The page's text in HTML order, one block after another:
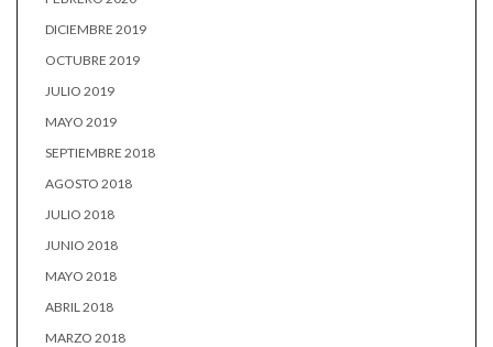
DICIEMBRE 2019
OCTUBRE 2019
JULIO 2019
MAYO 2019
SEPTIEMBRE 2018
AGOSTO 2018
JULIO 2018
JUNIO 2018
MAYO 2018
ABRIL 2018
MARZO 2018